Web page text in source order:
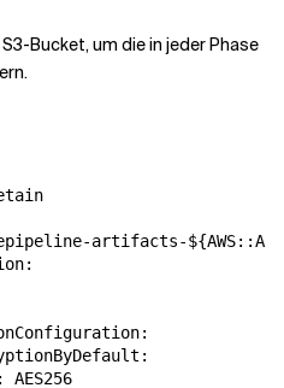
Bucket, um die in jeder Phase
artifacts-